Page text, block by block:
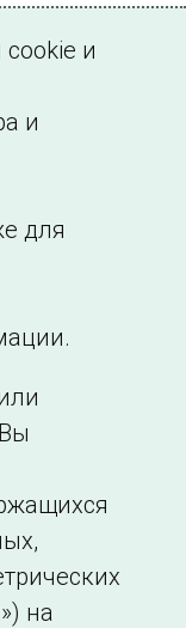
и
и
для
на